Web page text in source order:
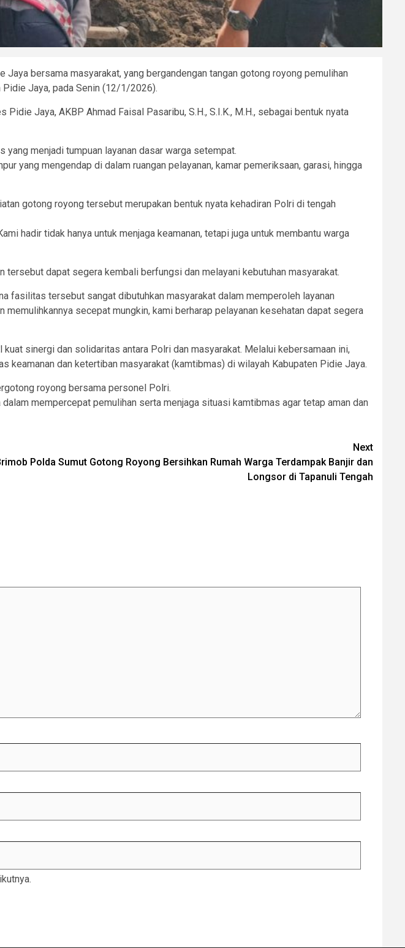
bersama masyarakat, yang bergandengan tangan gotong royong pemulihan
Pidie Jaya, pada Senin (12/1/2026).
Jaya, AKBP Ahmad Faisal Pasaribu, S.H., S.I.K., M.H., sebagai bentuk nyata
menjadi tumpuan layanan dasar warga setempat.
yang mengendap di dalam ruangan pelayanan, kamar pemeriksaan, garasi, hingga
gotong royong tersebut merupakan bentuk nyata kehadiran Polri di tengah
hadir tidak hanya untuk menjaga keamanan, tetapi juga untuk membantu warga
dapat segera kembali berfungsi dan melayani kebutuhan masyarakat.
fasilitas tersebut sangat dibutuhkan masyarakat dalam memperoleh layanan
secepat mungkin, kami berharap pelayanan kesehatan dapat segera
sinergi dan solidaritas antara Polri dan masyarakat. Melalui kebersamaan ini,
keamanan dan ketertiban masyarakat (kamtibmas) di wilayah Kabupaten Pidie Jaya.
royong bersama personel Polri.
mempercepat pemulihan serta menjaga situasi kamtibmas agar tetap aman dan
Next
Polda Sumut Gotong Royong Bersihkan Rumah Warga Terdampak Banjir dan
Longsor di Tapanuli Tengah